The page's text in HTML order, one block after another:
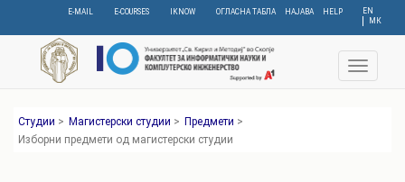
content
EN
МК
E-MAIL E-COURSES IKNOW ОГЛАСНА ТАБЛА НАЈАВА HELP
Toggle
Студии > Магистерски студии > Предмети >
Изборни предмети од магистерски студии